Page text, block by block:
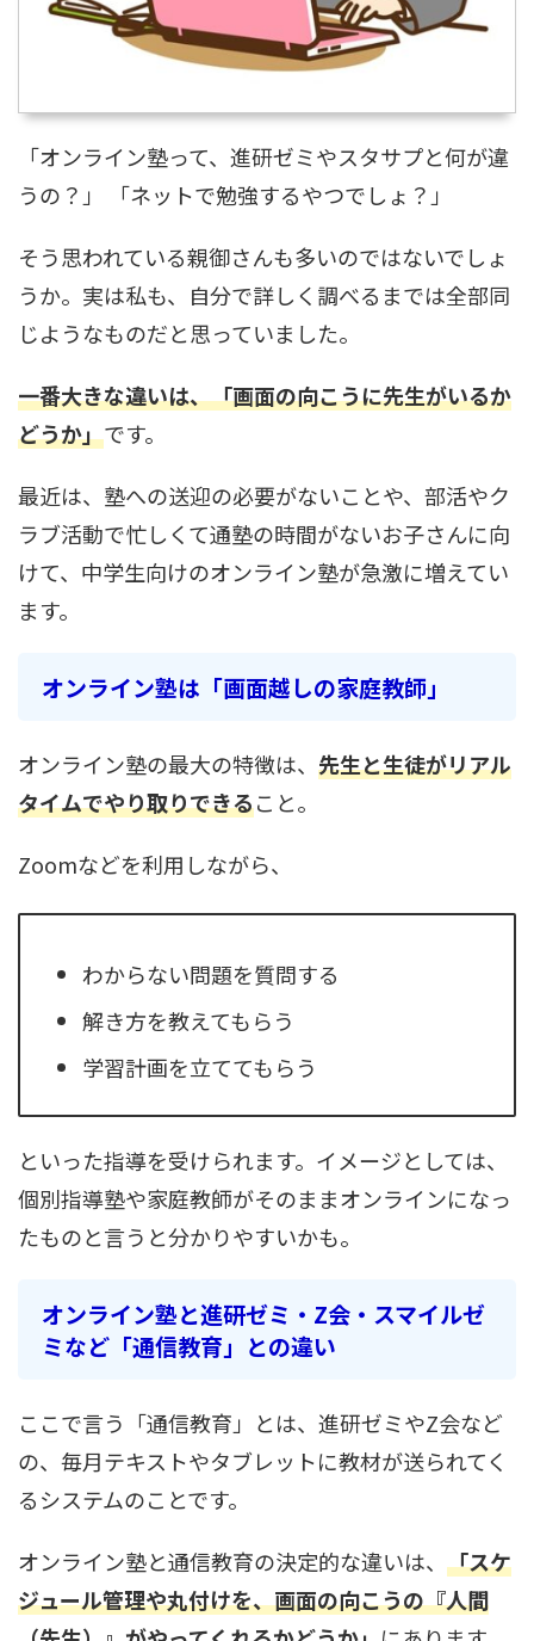
「オンライン塾って、進研ゼミやスタサプと何が違
うの？」 「ネットで勉強するやつでしょ？」
そう思われている親御さんも多いのではないでしょ
うか。実は私も、自分で詳しく調べるまでは全部同
じようなものだと思っていました。
一番大きな違いは、「画面の向こうに先生がいるか
どうか」です。
最近は、塾への送迎の必要がないことや、部活やク
ラブ活動で忙しくて通塾の時間がないお子さんに向
けて、中学生向けのオンライン塾が急激に増えてい
ます。
オンライン塾は「画面越しの家庭教師」
オンライン塾の最大の特徴は、 先生と生徒がリアル
タイムでやり取りできること。
Zoomなどを利用しながら、
わからない問題を質問する
解き方を教えてもらう
学習計画を立ててもらう
といった指導を受けられます。イメージとしては、
個別指導塾や家庭教師がそのままオンラインになっ
たものと言うと分かりやすいかも。
オンライン塾と進研ゼミ・Z会・スマイルゼ
ミなど「通信教育」との違い
ここで言う「通信教育」とは、進研ゼミやZ会など
の、毎月テキストやタブレットに教材が送られてく
るシステムのことです。
オンライン塾と通信教育の決定的な違いは、 「スケ
ジュール管理や丸付けを、画面の向こうの『人間